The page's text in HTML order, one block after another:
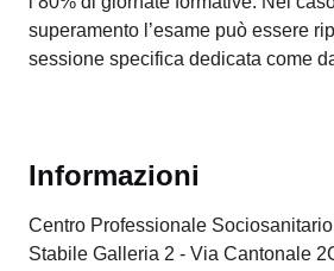
superamento l’esame può essere
sessione specifica dedicata come
Informazioni
Centro Professionale
Stabile Galleria 2 - Via Cantonale